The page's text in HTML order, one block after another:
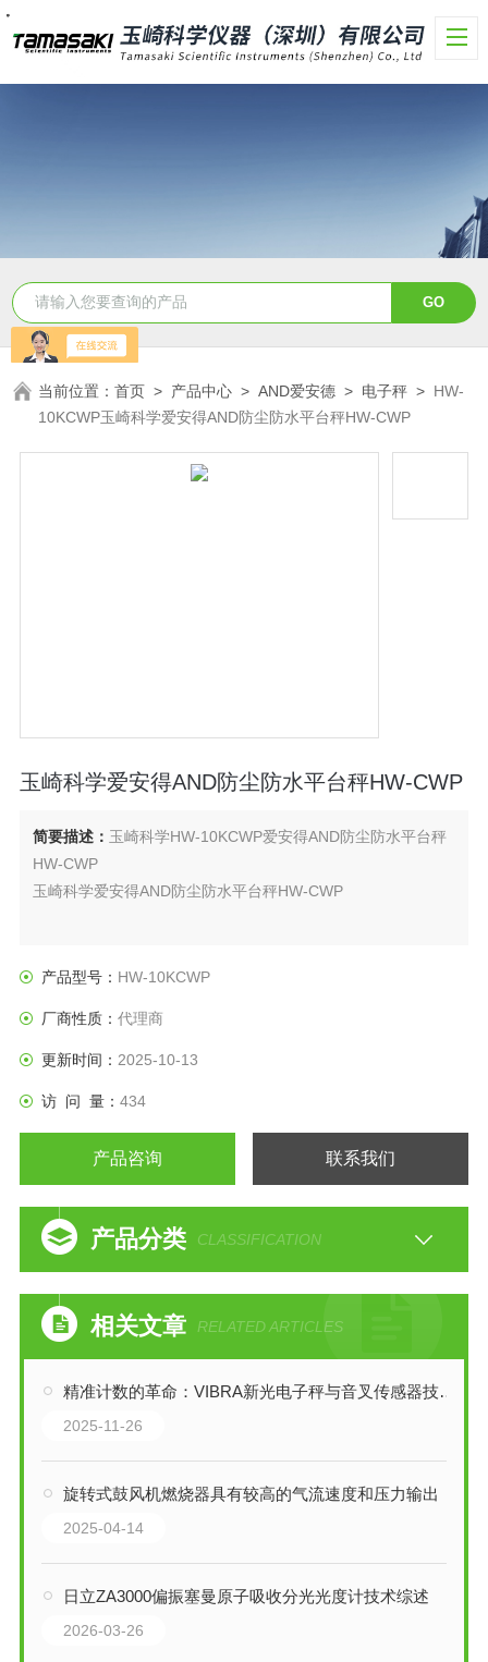
当前位置：首页 > 产品中心 >AND爱安德 > 电子秤 > HW-
10KCWP玉崎科学爱安得AND防尘防水平台秤HW-CWP
玉崎科学爱安得AND防尘防水平台秤HW-CWP
简要描述： 玉崎科学HW-10KCWP爱安得AND防尘防水平台秤
HW-CWP
玉崎科学爱安得AND防尘防水平台秤HW-CWP
产品型号： HW-10KCWP
厂商性质： 代理商
更新时间： 2025-10-13
访 问 量： 434
产品咨询 联系我们
产品分类 CLASSIFICATION
相关文章 RELATED ARTICLES
精准计数的革命：VIBRA新光电子秤与音叉传感器技术解析
2025-11-26
旋转式鼓风机燃烧器具有较高的气流速度和压力输出
2025-04-14
日立ZA3000偏振塞曼原子吸收分光光度计技术综述
2026-03-26
・・・・・・・・